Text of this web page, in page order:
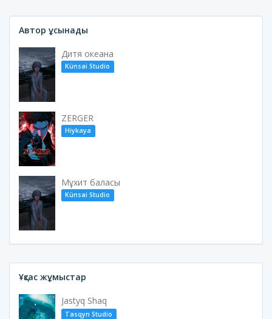
Автор ұсынады
Дитя океана
Künsai Studio
ZERGER
Hiykaya
Мұхит баласы
Künsai Studio
Ұқсас жұмыстар
Jastyq Shaq
Tasqyn Studio